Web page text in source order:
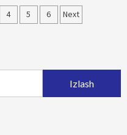
4 5 6 Next